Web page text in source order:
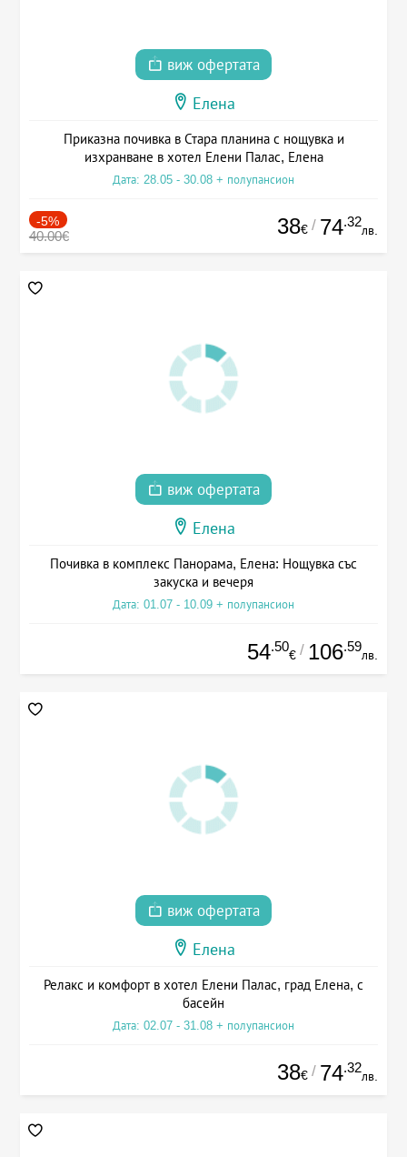
виж офертата
Елена
Приказна почивка в Стара планина с нощувка и
изхранване в хотел Елени Палас, Елена
Дата: 28.05 - 30.08 + полупансион
-5%
40.00€ 38€ / 74.32
лв.
виж офертата
Елена
Почивка в комплекс Панорама, Елена: Нощувка със
закуска и вечеря
Дата: 01.07 - 10.09 + полупансион
54.50
€ / 106.59
лв.
виж офертата
Елена
Релакс и комфорт в хотел Елени Палас, град Елена, с
басейн
Дата: 02.07 - 31.08 + полупансион
38€ / 74.32
лв.